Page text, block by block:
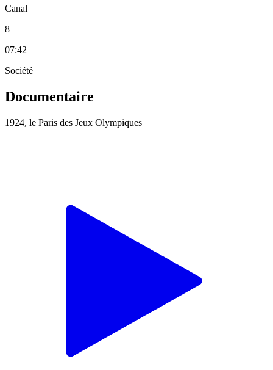
Canal
8
07:42
Société
Documentaire
1924, le Paris des Jeux Olympiques